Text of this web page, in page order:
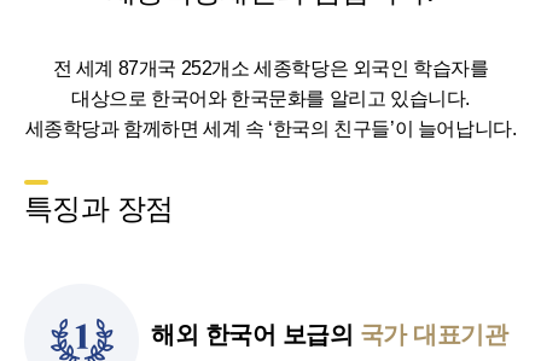
전 세계 87개국 252개소 세종학당은 외국인 학습자를
대상으로 한국어와 한국문화를 알리고 있습니다.
세종학당과 함께하면 세계 속 ‘한국의 친구들’이 늘어납니다.
특징과 장점
해외 한국어 보급의 국가 대표기관